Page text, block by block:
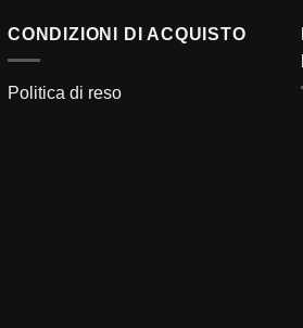
CONDIZIONI DI ACQUISTO
Politica di reso